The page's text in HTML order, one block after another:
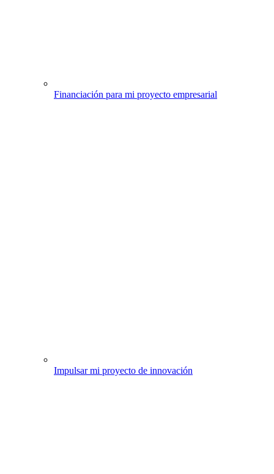
Financiación para mi proyecto empresarial
Impulsar mi proyecto de innovación